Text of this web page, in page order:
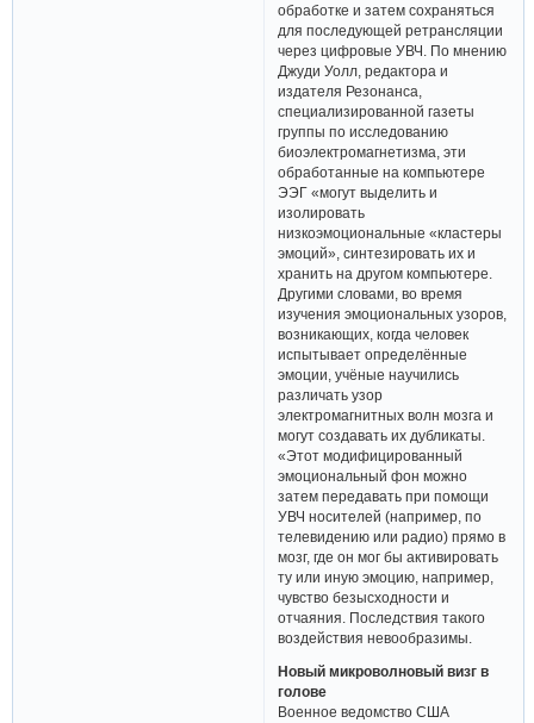
обработке и затем сохраняться
для последующей ретрансляции
через цифровые УВЧ. По мнению
Джуди Уолл, редактора и
издателя Резонанса,
специализированной газеты
группы по исследованию
биоэлектромагнетизма, эти
обработанные на компьютере
ЭЭГ «могут выделить и
изолировать
низкоэмоциональные «кластеры
эмоций», синтезировать их и
хранить на другом компьютере.
Другими словами, во время
изучения эмоциональных узоров,
возникающих, когда человек
испытывает определённые
эмоции, учёные научились
различать узор
электромагнитных волн мозга и
могут создавать их дубликаты.
«Этот модифицированный
эмоциональный фон можно
затем передавать при помощи
УВЧ носителей (например, по
телевидению или радио) прямо в
мозг, где он мог бы активировать
ту или иную эмоцию, например,
чувство безысходности и
отчаяния. Последствия такого
воздействия невообразимы.
Новый микроволновый визг в
голове
Военное ведомство США